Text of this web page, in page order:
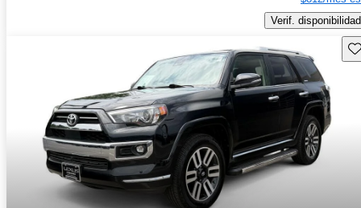
Verif. disponibilidad